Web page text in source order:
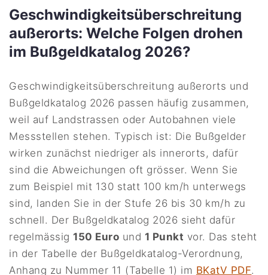
Geschwindigkeitsüberschreitung
außerorts: Welche Folgen drohen
im Bußgeldkatalog 2026?
Geschwindigkeitsüberschreitung außerorts und
Bußgeldkatalog 2026 passen häufig zusammen,
weil auf Landstrassen oder Autobahnen viele
Messstellen stehen. Typisch ist: Die Bußgelder
wirken zunächst niedriger als innerorts, dafür
sind die Abweichungen oft grösser. Wenn Sie
zum Beispiel mit 130 statt 100 km/h unterwegs
sind, landen Sie in der Stufe 26 bis 30 km/h zu
schnell. Der Bußgeldkatalog 2026 sieht dafür
regelmässig150 Euro und 1 Punkt vor. Das steht
in der Tabelle der Bußgeldkatalog-Verordnung,
Anhang zu Nummer 11 (Tabelle 1) im BKatV PDF.